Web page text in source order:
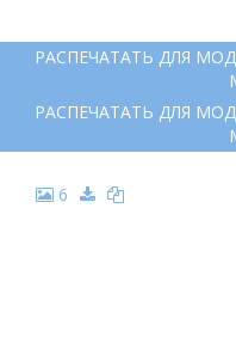
РАСПЕЧАТАТЬ ДЛЯ
РАСПЕЧАТАТЬ ДЛЯ
6